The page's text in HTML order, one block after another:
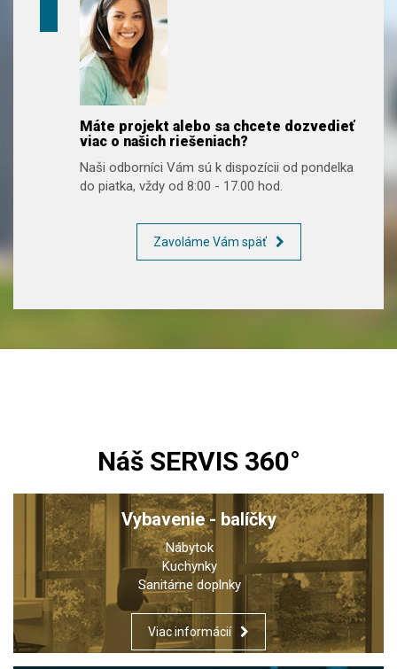
Máte projekt alebo sa chcete dozvedieť
viac o našich riešeniach?
Naši odborníci Vám sú k dispozícii od pondelka
do piatka, vždy od 8:00 - 17.00 hod.
Zavoláme Vám späť
Náš SERVIS 360°
Vybavenie - balíčky
Nábytok
Kuchynky
Sanitárne doplnky
Viac informácií